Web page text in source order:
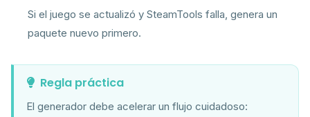
Si el juego se actualizó y SteamTools falla, genera un
paquete nuevo primero.
Regla práctica
El generador debe acelerar un flujo cuidadoso: